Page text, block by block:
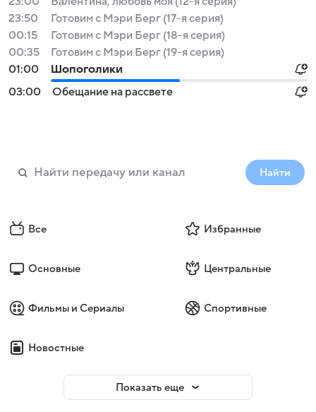
23:50
Готовим с Мэри Берг (17-я серия)
00:15
Готовим с Мэри Берг (18-я серия)
00:35
Готовим с Мэри Берг (19-я серия)
01:00
Шопоголики
03:00
Обещание на рассвете
Найти
Все Избранные
Основные Центральные
Фильмы и Сериалы Спортивные
Новостные
Показать еще